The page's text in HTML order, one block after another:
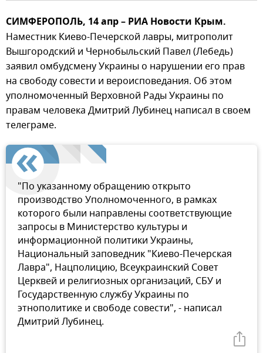
СИМФЕРОПОЛЬ, 14 апр – РИА Новости Крым.
Наместник Киево-Печерской лавры, митрополит
Вышгородский и Чернобыльский Павел (Лебедь)
заявил омбудсмену Украины о нарушении его прав
на свободу совести и вероисповедания. Об этом
уполномоченный Верховной Рады Украины по
правам человека Дмитрий Лубинец написал в своем
телеграме.
"По указанному обращению открыто
производство Уполномоченного, в рамках
которого были направлены соответствующие
запросы в Министерство культуры и
информационной политики Украины,
Национальный заповедник "Киево-Печерская
Лавра", Нацполицию, Всеукраинский Совет
Церквей и религиозных организаций, СБУ и
Государственную службу Украины по
этнополитике и свободе совести", - написал
Дмитрий Лубинец.